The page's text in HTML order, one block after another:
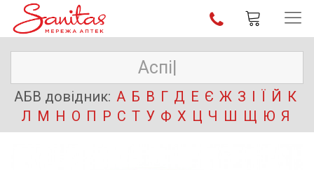
АБВ довідник: А Б В Г Д Е Є Ж З І Ї Й К
Л М Н О П Р С Т У Ф Х Ц Ч Ш Щ Ю Я